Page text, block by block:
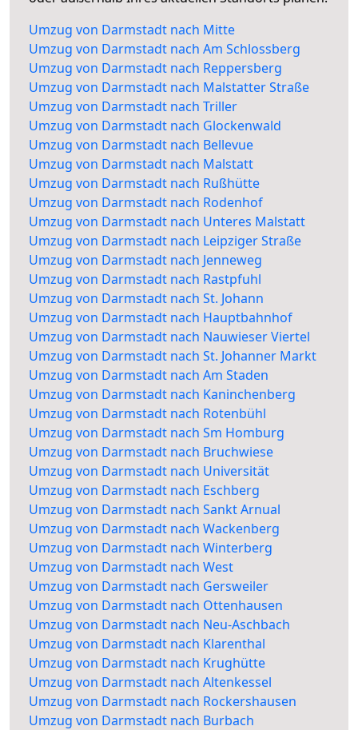
Umzug von Darmstadt nach Mitte
Umzug von Darmstadt nach Am Schlossberg
Umzug von Darmstadt nach Reppersberg
Umzug von Darmstadt nach Malstatter Straße
Umzug von Darmstadt nach Triller
Umzug von Darmstadt nach Glockenwald
Umzug von Darmstadt nach Bellevue
Umzug von Darmstadt nach Malstatt
Umzug von Darmstadt nach Rußhütte
Umzug von Darmstadt nach Rodenhof
Umzug von Darmstadt nach Unteres Malstatt
Umzug von Darmstadt nach Leipziger Straße
Umzug von Darmstadt nach Jenneweg
Umzug von Darmstadt nach Rastpfuhl
Umzug von Darmstadt nach St. Johann
Umzug von Darmstadt nach Hauptbahnhof
Umzug von Darmstadt nach Nauwieser Viertel
Umzug von Darmstadt nach St. Johanner Markt
Umzug von Darmstadt nach Am Staden
Umzug von Darmstadt nach Kaninchenberg
Umzug von Darmstadt nach Rotenbühl
Umzug von Darmstadt nach Sm Homburg
Umzug von Darmstadt nach Bruchwiese
Umzug von Darmstadt nach Universität
Umzug von Darmstadt nach Eschberg
Umzug von Darmstadt nach Sankt Arnual
Umzug von Darmstadt nach Wackenberg
Umzug von Darmstadt nach Winterberg
Umzug von Darmstadt nach West
Umzug von Darmstadt nach Gersweiler
Umzug von Darmstadt nach Ottenhausen
Umzug von Darmstadt nach Neu-Aschbach
Umzug von Darmstadt nach Klarenthal
Umzug von Darmstadt nach Krughütte
Umzug von Darmstadt nach Altenkessel
Umzug von Darmstadt nach Rockershausen
Umzug von Darmstadt nach Burbach